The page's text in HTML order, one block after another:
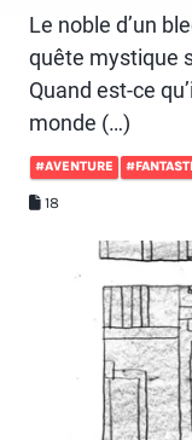
Le noble d’un
quête mystique
Quand est-ce
monde (…)
#AVENTURE
18